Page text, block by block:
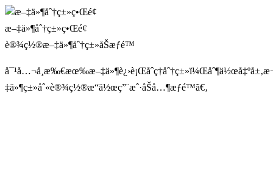
æ–‡ä»¶åˆ†ç±»ç•Œé¢
è®¾ç½®æ–‡ä»¶åˆ†ç±»åŠæƒé™
‡ä»¶ç±»åˆ«è®¾ç½®æ“ä½œç”¨æˆ·åŠå…¶æƒé™ã€‚